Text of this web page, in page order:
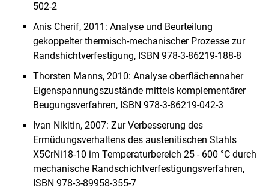
502-2
Anis Cherif, 2011: Analyse und Beurteilung
gekoppelter thermisch-mechanischer Prozesse zur
Randshichtverfestigung, ISBN 978-3-86219-188-8
Thorsten Manns, 2010: Analyse oberflächennaher
Eigenspannungszustände mittels komplementärer
Beugungsverfahren, ISBN 978-3-86219-042-3
Ivan Nikitin, 2007: Zur Verbesserung des
Ermüdungsverhaltens des austenitischen Stahls
X5CrNi18-10 im Temperaturbereich 25 - 600 °C durch
mechanische Randschichtverfestigungsverfahren,
ISBN 978-3-89958-355-7